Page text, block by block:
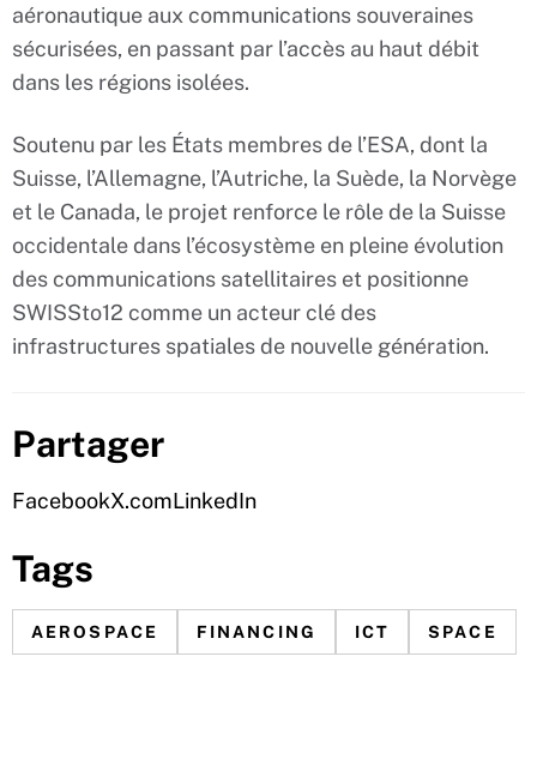
aéronautique aux communications souveraines
sécurisées, en passant par l’accès au haut débit
dans les régions isolées.
Soutenu par les États membres de l’ESA, dont la
Suisse, l’Allemagne, l’Autriche, la Suède, la Norvège
et le Canada, le projet renforce le rôle de la Suisse
occidentale dans l’écosystème en pleine évolution
des communications satellitaires et positionne
SWISSto12 comme un acteur clé des
infrastructures spatiales de nouvelle génération.
Partager
FacebookX.comLinkedIn
Tags
AEROSPACE FINANCING ICT SPACE